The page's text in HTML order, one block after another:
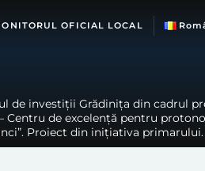
OFICIAL LOCAL
de investiții Grădinița din cadrul
de excelență pentru
Proiect din inițiativa primarului.